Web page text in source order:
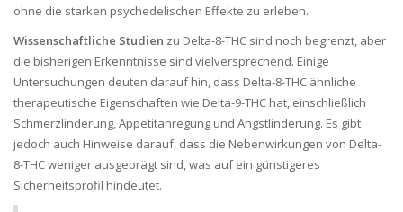
ohne die starken psychedelischen Effekte zu erleben.
Wissenschaftliche Studien zu Delta-8-THC sind noch begrenzt, aber
die bisherigen Erkenntnisse sind vielversprechend. Einige
Untersuchungen deuten darauf hin, dass Delta-8-THC ähnliche
therapeutische Eigenschaften wie Delta-9-THC hat, einschließlich
Schmerzlinderung, Appetitanregung und Angstlinderung. Es gibt
jedoch auch Hinweise darauf, dass die Nebenwirkungen von Delta-
8-THC weniger ausgeprägt sind, was auf ein günstigeres
Sicherheitsprofil hindeutet.